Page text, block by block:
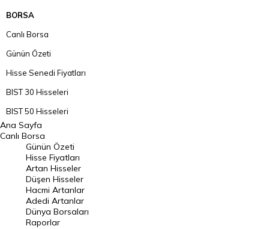
BORSA
Canlı Borsa
Günün Özeti
Hisse Senedi Fiyatları
BIST 30 Hisseleri
BIST 50 Hisseleri
BIST 100 Hisseleri
En Çok Artan Hisseler
En Çok Düşen Hisseler
Hacmi Artanlar
Geçmiş Kapanışlar
Dünya Borsaları
Ana Sayfa
Canlı Borsa
Günün Özeti
Hisse Fiyatları
Artan Hisseler
Düşen Hisseler
Hacmi Artanlar
Adedi Artanlar
Dünya Borsaları
Raporlar